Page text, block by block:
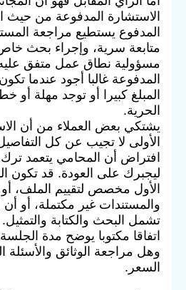
الاستشارة المدفوعة من حيث
المدفوع يستطيع مراجعة
متابعة سرية، وإجراء بحث
مسؤولية نطاق عمل متفق
المدفوعة غالبا أجود عندما
المبلغ كبيرا أو توجد مهلة أو
الحرية.
يشتكي بعض العملاء من أن
الأولى لا تجيب عن كل
افتراض أن المحامي يتعمد ترك
ليجبرك على العودة. قد تكون
الأول مخصص لتقييم الملف،
والمستندات غير مكتملة، أو أن
تشمل البحث والكتابة
اتفاقا مكتوبا يوضح مدة
وهل مراجعة الوثائق والأسئلة
السعر.